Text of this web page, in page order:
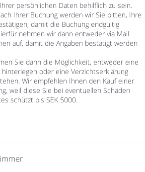
persönlichen Daten behilflich zu sein.
Ihrer Buchung werden wir Sie bitten, Ihre
damit die Buchung endgültig
nehmen wir dann entweder via Mail
auf, damit die Angaben bestätigt werden
Sie dann die Möglichkeit, entweder eine
hinterlegen oder eine Verzichtserklärung
Wir empfehlen Ihnen den Kauf einer
weil diese Sie bei eventuellen Schäden
schützt bis SEK 5000.